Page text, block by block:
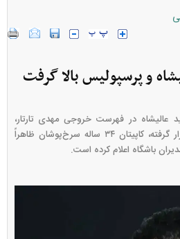
و پرسپولیس بالا گرفت
عالیشاه در فهرست خروجی مهدی تارتار،
سرمربی جدید پرسپولیس، قرار گرفته، کاپیتان ۳۴ ساله سرخ‌پوشان ظاهراً
باشگاه اعلام کرده است.